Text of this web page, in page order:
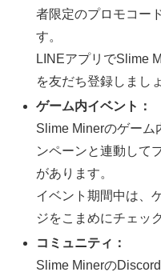
者限定のプロモコー
す。
LINEアプリでSlime
を友だち登録しまし
ゲーム内イベント：
Slime Minerのゲーム
ンペーンと連動して
があります。
イベント期間中は、
ジをこまめにチェッ
コミュニティ：
Slime Minerの